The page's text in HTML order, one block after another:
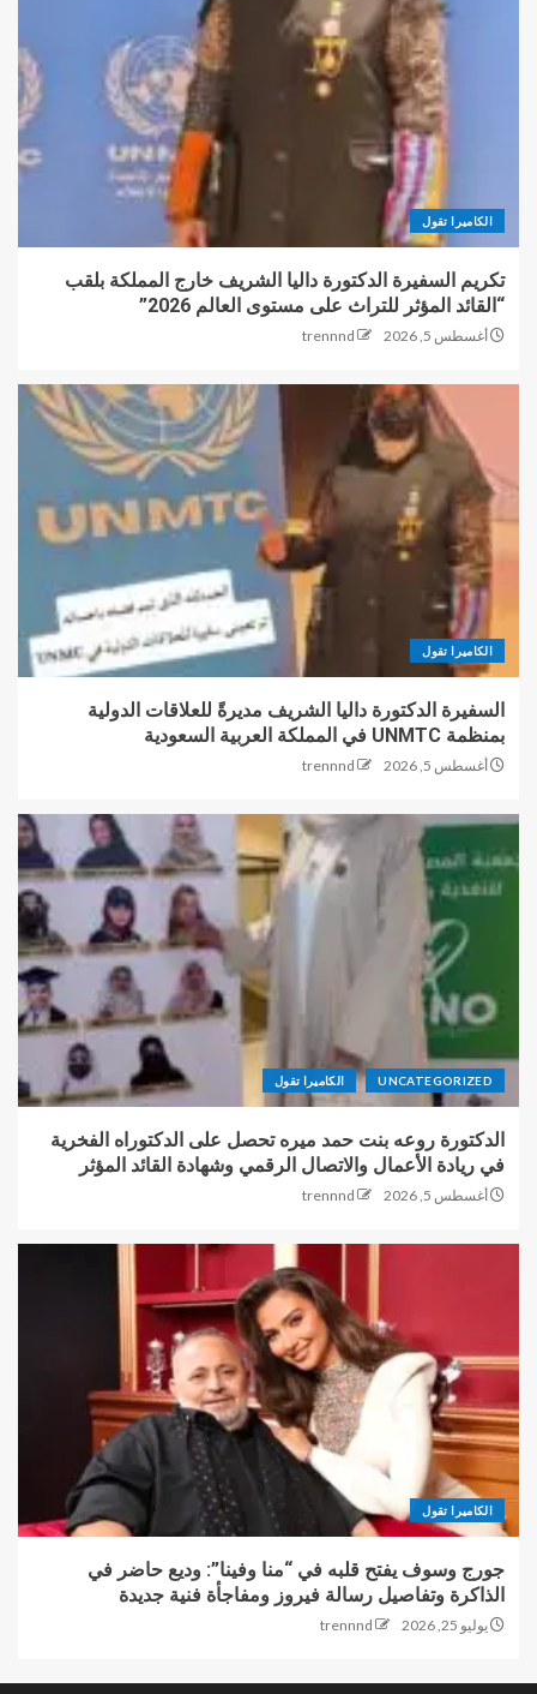
الكاميرا تقول
تكريم السفيرة الدكتورة داليا الشريف خارج المملكة بلقب
“القائد المؤثر للتراث على مستوى العالم 2026”
أغسطس 5, 2026 trennnd
الكاميرا تقول
السفيرة الدكتورة داليا الشريف مديرةً للعلاقات الدولية
بمنظمة UNMTC في المملكة العربية السعودية
أغسطس 5, 2026 trennnd
UNCATEGORIZED الكاميرا تقول
الدكتورة روعه بنت حمد ميره تحصل على الدكتوراه الفخرية
في ريادة الأعمال والاتصال الرقمي وشهادة القائد المؤثر
أغسطس 5, 2026 trennnd
الكاميرا تقول
جورج وسوف يفتح قلبه في “منا وفينا”: وديع حاضر في
الذاكرة وتفاصيل رسالة فيروز ومفاجأة فنية جديدة
يوليو 25, 2026 trennnd